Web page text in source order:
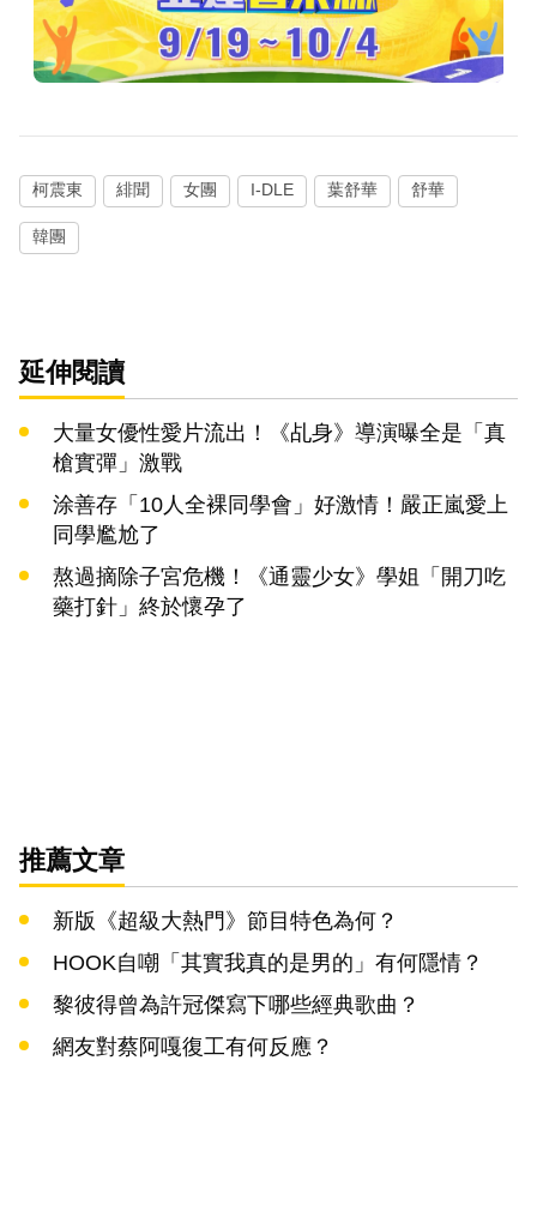
柯震東 緋聞 女團 I-DLE 葉舒華 舒華
韓團
延伸閱讀
大量女優性愛片流出！《乩身》導演曝全是「真
槍實彈」激戰
涂善存「10人全裸同學會」好激情！嚴正嵐愛上
同學尷尬了
熬過摘除子宮危機！《通靈少女》學姐「開刀吃
藥打針」終於懷孕了
推薦文章
新版《超級大熱門》節目特色為何？
HOOK自嘲「其實我真的是男的」有何隱情？
黎彼得曾為許冠傑寫下哪些經典歌曲？
網友對蔡阿嘎復工有何反應？